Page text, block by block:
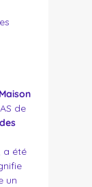
de
a été
un